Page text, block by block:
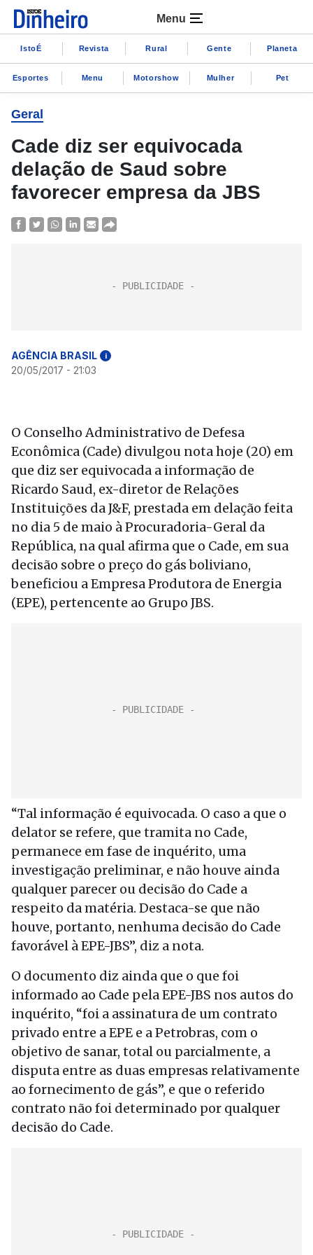
Menu
IstoÉ Revista Rural Gente Planeta
Esportes Menu Motorshow Mulher Pet
Geral
Cade diz ser equivocada
delação de Saud sobre
favorecer empresa da JBS
AGÊNCIA BRASIL i
20/05/2017 - 21:03
O Conselho Administrativo de Defesa
Econômica (Cade) divulgou nota hoje (20) em
que diz ser equivocada a informação de
Ricardo Saud, ex-diretor de Relações
Instituições da J&F, prestada em delação feita
no dia 5 de maio à Procuradoria-Geral da
República, na qual afirma que o Cade, em sua
decisão sobre o preço do gás boliviano,
beneficiou a Empresa Produtora de Energia
(EPE), pertencente ao Grupo JBS.
“Tal informação é equivocada. O caso a que o
delator se refere, que tramita no Cade,
permanece em fase de inquérito, uma
investigação preliminar, e não houve ainda
qualquer parecer ou decisão do Cade a
respeito da matéria. Destaca-se que não
houve, portanto, nenhuma decisão do Cade
favorável à EPE-JBS”, diz a nota.
O documento diz ainda que o que foi
informado ao Cade pela EPE-JBS nos autos do
inquérito, “foi a assinatura de um contrato
privado entre a EPE e a Petrobras, com o
objetivo de sanar, total ou parcialmente, a
disputa entre as duas empresas relativamente
ao fornecimento de gás”, e que o referido
contrato não foi determinado por qualquer
decisão do Cade.